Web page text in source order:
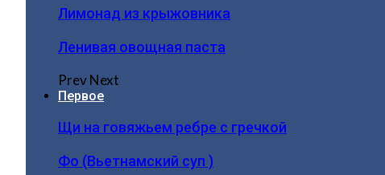
Лимонад из крыжовника
Ленивая овощная паста
PrevNext
Первое
Щи на говяжьем ребре с гречкой
Фо (Вьетнамский суп )